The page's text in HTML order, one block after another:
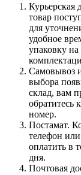
Курьерская
товар
для
удобное
упаковку на
Самовывоз
выбора
склад, вам
обратитесь
номер.
Постамат.
телефон
оплатить в
дня.
Почтовая